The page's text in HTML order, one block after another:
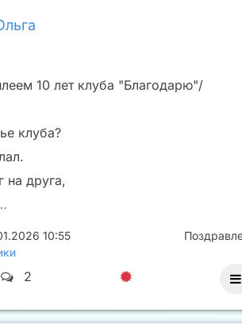
10 лет клуба "Благодарю"/
клуба?
на друга,
10:55
2